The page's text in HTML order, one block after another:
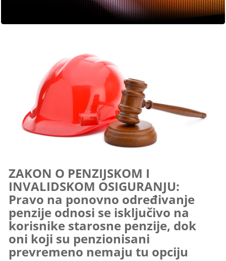
ZAKON O PENZIJSKOM I
INVALIDSKOM OSIGURANJU:
Pravo na ponovno određivanje
penzije odnosi se isključivo na
korisnike starosne penzije, dok
oni koji su penzionisani
prevremeno nemaju tu opciju